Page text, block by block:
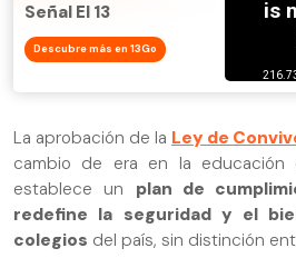
Señal El 13
Descubre más en 13Go
La aprobación de la Ley de
cambio de era en la educación
establece un plan de
redefine la seguridad y el
colegios del país, sin distinción